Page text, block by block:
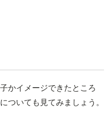
かイメージできたところ
ついても見てみましょう。